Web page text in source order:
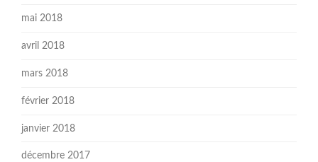
mai 2018
avril 2018
mars 2018
février 2018
janvier 2018
décembre 2017